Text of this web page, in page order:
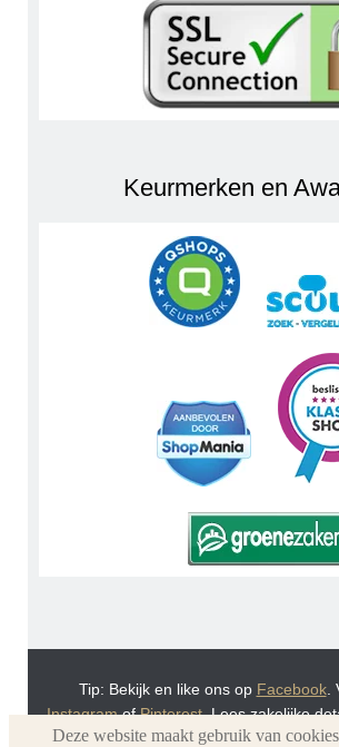
Keurmerken en
Tip: Bekijk en like ons op Facebook.
InstagramofPinterest. Lees zakelijke
Of bekijk Urnwebshop.nl instructie
Deze website maakt gebruik van